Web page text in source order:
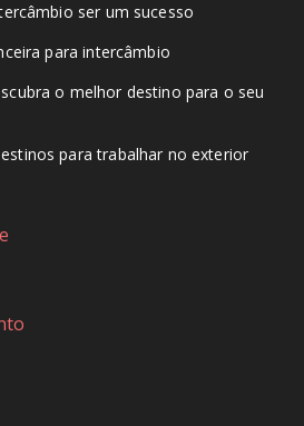
ser um sucesso
para intercâmbio
o melhor destino para o seu
para trabalhar no exterior